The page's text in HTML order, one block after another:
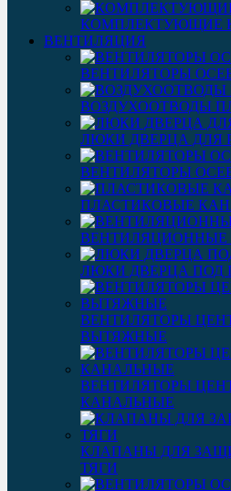
КОМПЛЕКТУЮЩИЕ
ВЕНТИЛЯЦИЯ
ВЕНТИЛЯТОРЫ
ВОЗДУХООТВОДЫ
ЛЮКИ ДВЕРЦА ДЛЯ
ВЕНТИЛЯТОРЫ
ПЛАСТИКОВЫЕ
ВЕНТИЛЯЦИОННЫЕ
ЛЮКИ ДВЕРЦА ПОД
ВЕНТИЛЯТОРЫ
ВЫТЯЖНЫЕ
ВЕНТИЛЯТОРЫ
КАНАЛЬНЫЕ
КЛАПАНЫ ДЛЯ
ТЯГИ